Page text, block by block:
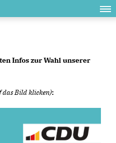
Infos zur Wahl unserer
das Bild klicken):